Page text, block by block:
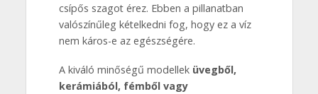
csípős szagot érez. Ebben a pillanatban
valószínűleg kételkedni fog, hogy ez a víz
nem káros-e az egészségére.
A kiváló minőségű modellek üvegből,
kerámiából, fémből vagy